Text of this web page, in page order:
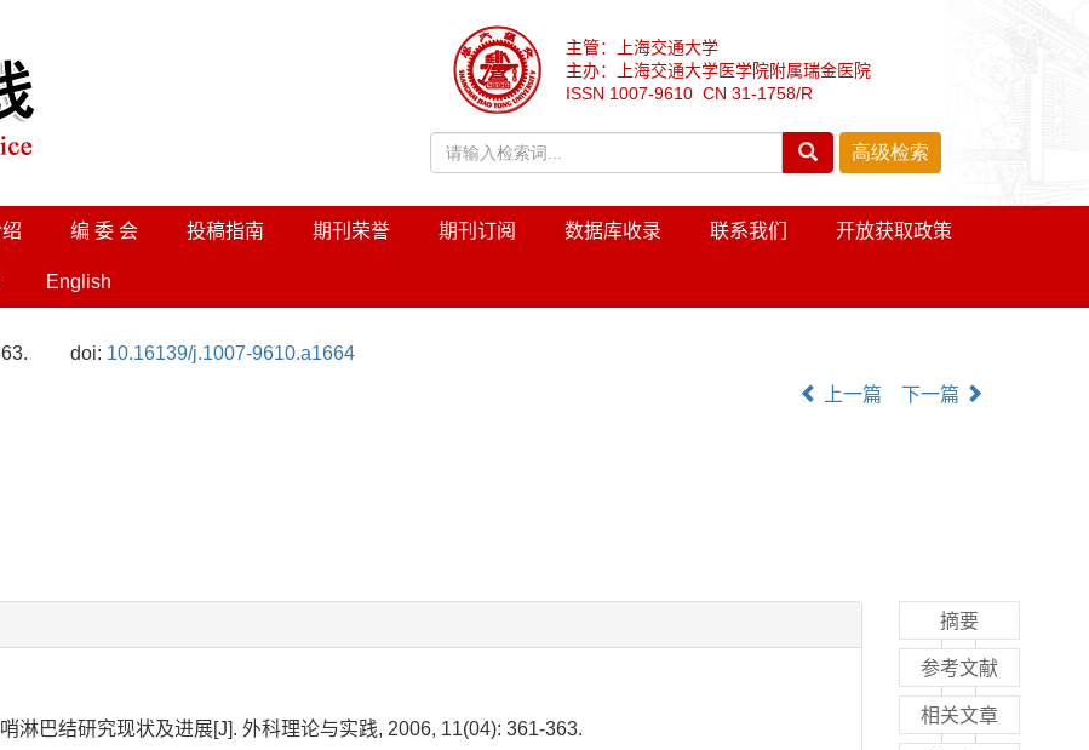
主管：上海交通大学
主办：上海交通大学医学院附属瑞金医院
ISSN 1007-9610 CN 31-1758/R
编 委 会 投稿指南 期刊荣誉 期刊订阅 数据库收录 联系我们 开放获取政策
English
doi: 10.16139/j.1007-9610.a1664
上一篇 下一篇
淋巴结研究现状及进展[J]. 外科理论与实践, 2006, 11(04): 361-363.
摘要
参考文献
相关文章